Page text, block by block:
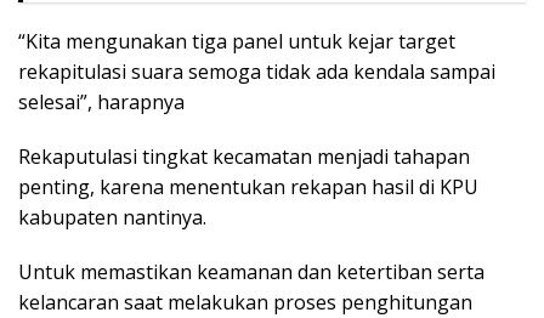
“Kita mengunakan tiga panel untuk kejar target
rekapitulasi suara semoga tidak ada kendala sampai
selesai”, harapnya
Rekaputulasi tingkat kecamatan menjadi tahapan
penting, karena menentukan rekapan hasil di KPU
kabupaten nantinya.
Untuk memastikan keamanan dan ketertiban serta
kelancaran saat melakukan proses penghitungan